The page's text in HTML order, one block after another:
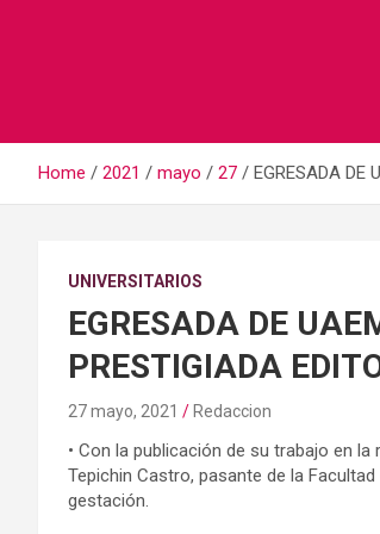
Home 2021 mayo 27 EGRESADA DE
UNIVERSITARIOS
EGRESADA DE
PRESTIGIADA
27 mayo, 2021 Redaccion
• Con la publicación de su trabajo en
Tepichin Castro, pasante de la
gestación.